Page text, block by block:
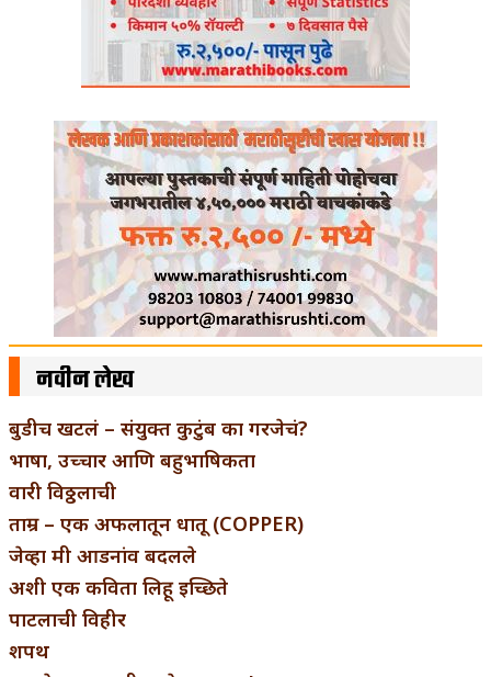
नवीन लेख
बुडीच खटलं – संयुक्त कुटुंब का गरजेचं?
भाषा, उच्चार आणि बहुभाषिकता
वारी विठ्ठलाची
ताम्र – एक अफलातून धातू (COPPER)
जेव्हा मी आडनांव बदलले
अशी एक कविता लिहू इच्छिते
पाटलाची विहीर
शपथ